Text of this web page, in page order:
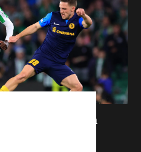
pour plaire à